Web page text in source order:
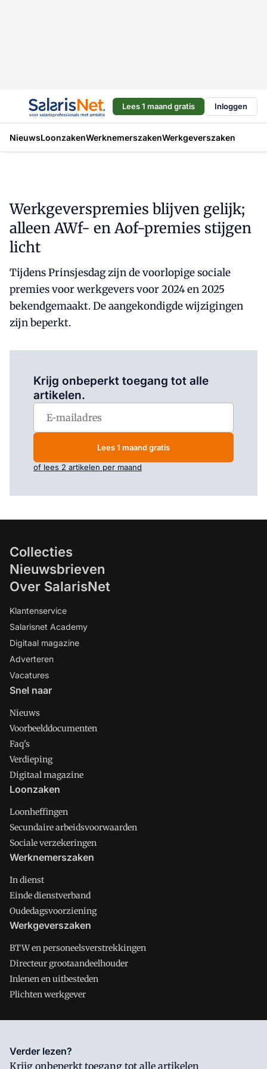
Lees 1 maand gratis Inloggen
NieuwsLoonzakenWerknemerszakenWerkgeverszaken
Werkgeverspremies blijven gelijk;
alleen AWf- en Aof-premies stijgen
licht
Tijdens Prinsjesdag zijn de voorlopige sociale
premies voor werkgevers voor 2024 en 2025
bekendgemaakt. De aangekondigde wijzigingen
zijn beperkt.
Krijg onbeperkt toegang tot alle
artikelen.
Lees 1 maand gratis
of lees 2 artikelen per maand
Collecties
Nieuwsbrieven
Over SalarisNet
Klantenservice
Salarisnet Academy
Digitaal magazine
Adverteren
Vacatures
Snel naar
Nieuws
Voorbeelddocumenten
Faq's
Verdieping
Digitaal magazine
Loonzaken
Loonheffingen
Secundaire arbeidsvoorwaarden
Sociale verzekeringen
Werknemerszaken
In dienst
Einde dienstverband
Oudedagsvoorziening
Werkgeverszaken
BTW en personeelsverstrekkingen
Directeur grootaandeelhouder
Inlenen en uitbesteden
Plichten werkgever
Salarisnet is onderdeel van VMN media. Lees in
waar VMN media voor staat. Op gebruik van deze site zijn de
Verder lezen?
Krijg onbeperkt toegang tot alle artikelen